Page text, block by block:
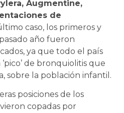
Augmentine,
de
caso, los primeros y
año fueron
ya que todo el país
de bronquiolitis que
sobre la población infantil.
posiciones de los
copadas por